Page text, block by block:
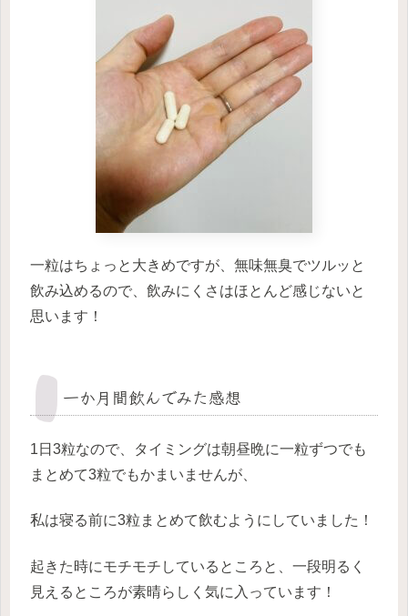
一粒はちょっと大きめですが、無味無臭でツルッと
飲み込めるので、飲みにくさはほとんど感じないと
思います！
一か月間飲んでみた感想
1日3粒なので、タイミングは朝昼晩に一粒ずつでも
まとめて3粒でもかまいませんが、
私は寝る前に3粒まとめて飲むようにしていました！
起きた時にモチモチしているところと、一段明るく
見えるところが素晴らしく気に入っています！